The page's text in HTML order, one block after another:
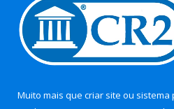
Muito mais que criar site ou sistema